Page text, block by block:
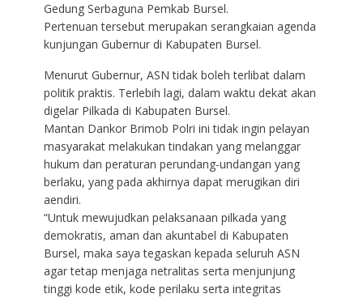
Gedung Serbaguna Pemkab Bursel.
Pertenuan tersebut merupakan serangkaian agenda
kunjungan Gubernur di Kabupaten Bursel.
Menurut Gubernur, ASN tidak boleh terlibat dalam
politik praktis. Terlebih lagi, dalam waktu dekat akan
digelar Pilkada di Kabupaten Bursel.
Mantan Dankor Brimob Polri ini tidak ingin pelayan
masyarakat melakukan tindakan yang melanggar
hukum dan peraturan perundang-undangan yang
berlaku, yang pada akhirnya dapat merugikan diri
aendiri.
“Untuk mewujudkan pelaksanaan pilkada yang
demokratis, aman dan akuntabel di Kabupaten
Bursel, maka saya tegaskan kepada seluruh ASN
agar tetap menjaga netralitas serta menjunjung
tinggi kode etik, kode perilaku serta integritas